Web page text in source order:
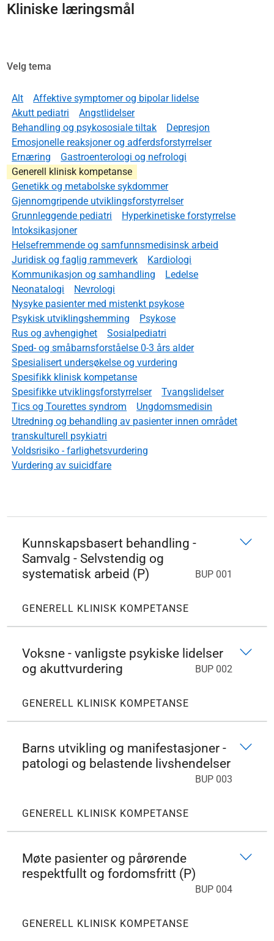
Kliniske læringsmål
Velg tema
Alt
Affektive symptomer og bipolar lidelse
Akutt pediatri
Angstlidelser
Behandling og psykososiale tiltak
Depresjon
Emosjonelle reaksjoner og adferdsforstyrrelser
Ernæring
Gastroenterologi og nefrologi
Generell klinisk kompetanse
Genetikk og metabolske sykdommer
Gjennomgripende utviklingsforstyrrelser
Grunnleggende pediatri
Hyperkinetiske forstyrrelse
Intoksikasjoner
Helsefremmende og samfunnsmedisinsk arbeid
Juridisk og faglig rammeverk
Kardiologi
Kommunikasjon og samhandling
Ledelse
Neonatalogi
Nevrologi
Nysyke pasienter med mistenkt psykose
Psykisk utviklingshemming
Psykose
Rus og avhengighet
Sosialpediatri
Sped- og småbarnsforståelse 0-3 års alder
Spesialisert undersøkelse og vurdering
Spesifikk klinisk kompetanse
Spesifikke utviklingsforstyrrelser
Tvangslidelser
Tics og Tourettes syndrom
Ungdomsmedisin
Utredning og behandling av pasienter innen området
transkulturell psykiatri
Voldsrisiko - farlighetsvurdering
Vurdering av suicidfare
Kunnskapsbasert behandling -
Samvalg - Selvstendig og
systematisk arbeid (P)
BUP 001
GENERELL KLINISK KOMPETANSE
Voksne - vanligste psykiske lidelser
og akuttvurdering
BUP 002
GENERELL KLINISK KOMPETANSE
Barns utvikling og manifestasjoner -
patologi og belastende livshendelser
BUP 003
GENERELL KLINISK KOMPETANSE
Møte pasienter og pårørende
respektfullt og fordomsfritt (P)
BUP 004
GENERELL KLINISK KOMPETANSE